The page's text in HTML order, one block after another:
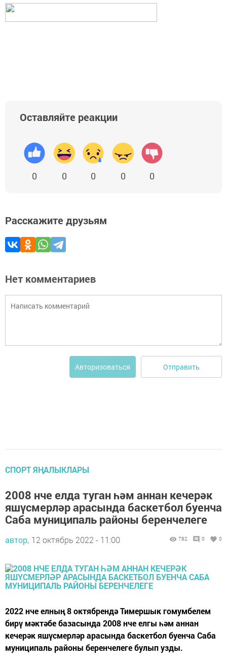
Оставляйте реакции
0 0 0 0 0
Расскажите друзьям
Нет комментариев
Авторизоваться Отправить
СПОРТ ЯҢАЛЫКЛАРЫ
2008 нче елда туган һәм аннан кечерәк
яшүсмерләр арасында баскетбол буенча
Саба муниципаль районы беренчелеге
автор, 12 октябрь 2022 - 11:00 782 0 0
2022 нче елның 8 октябрендә Тимершык гомумбелем
бирү мәктәбе базасында 2008 нче елгы һәм аннан
кечерәк яшүсмерләр арасында баскетбол буенча Саба
муниципаль районы беренчелеге булып узды.